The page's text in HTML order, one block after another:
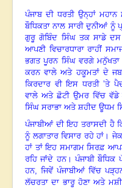
ਪੰਜਾਬ ਦੀ ਧਰਤੀ ਉਨ੍ਹਾਂ
ਬੌਧਿਕਤਾ ਨਾਲ ਸਾਰੀ ਦੁਨੀਆਂ ਨੂੰ
ਗੁਰੂ ਗੋਬਿੰਦ ਸਿੰਘ ਤਕ ਸਾਡੇ
ਆਪਣੀ ਵਿਚਾਰਧਾਰਾ ਰਾਹੀਂ
ਭਗਤ ਪੂਰਨ ਸਿੰਘ ਵਰਗੇ
ਕਰਨ ਵਾਲੇ ਅਤੇ ਹਕੂਮਤਾਂ ਦੇ
ਕਿਰਦਾਰ ਵੀ ਇਸ ਧਰਤੀ ’ਤੇ
ਵਾਲੇ ਅਤੇ ਛੋਟੀ ਉਮਰ ਵਿੱਚ ਵੱਡੇ
ਸਿੰਘ ਸਰਾਭਾ ਅਤੇ ਸ਼ਹੀਦ ਊਧਮ
ਪੰਜਾਬੀਆਂ ਦੀ ਇਹ ਤਰਾਸਦੀ ਹੈ
ਨੂੰ ਲਗਾਤਾਰ ਵਿਸਾਰ ਰਹੇ ਹਾਂ।
ਹਾਂ ਤਾਂ ਇਹ ਸਮਾਗਮ ਸਿਰਫ਼
ਰਹਿ ਜਾਂਦੇ ਹਨ। ਪੰਜਾਬੀ
ਹਨ, ਜਿਵੇਂ ਪੰਜਾਬੀਆਂ ਵਿੱਚ
ਲੱਚਰਤਾ ਦਾ ਭਾਰੂ ਹੋਣਾ ਅਤੇ